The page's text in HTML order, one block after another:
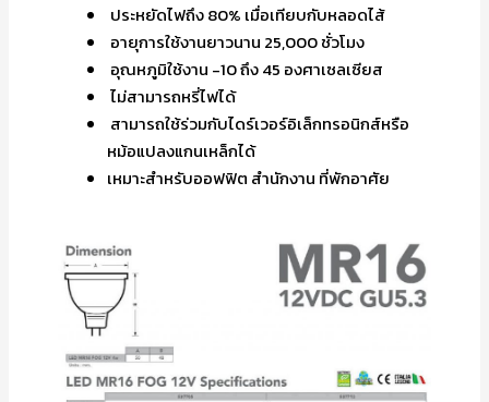
ประหยัดไฟถึง 80% เมื่อเทียบกับหลอดไส้
อายุการใช้งานยาวนาน 25,000 ชั่วโมง
อุณหภูมิใช้งาน -10 ถึง 45 องศาเซลเซียส
ไม่สามารถหรี่ไฟได้
สามารถใช้ร่วมกับไดร์เวอร์อิเล็กทรอนิกส์หรือ
หม้อแปลงแกนเหล็กได้
เหมาะสำหรับออฟฟิต สำนักงาน ที่พักอาศัย